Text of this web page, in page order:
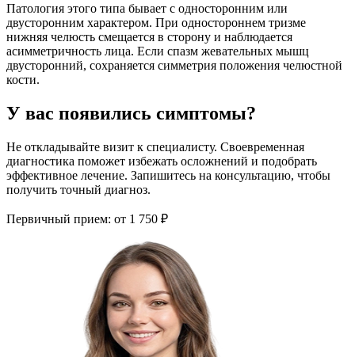
Патология этого типа бывает с односторонним или
двусторонним характером. При одностороннем тризме
нижняя челюсть смещается в сторону и наблюдается
асимметричность лица. Если спазм жевательных мышц
двусторонний, сохраняется симметрия положения челюстной
кости.
У вас появились симптомы?
Не откладывайте визит к специалисту. Своевременная
диагностика поможет избежать осложнений и подобрать
эффективное лечение. Запишитесь на консультацию, чтобы
получить точный диагноз.
Первичный прием: от 1 750 ₽